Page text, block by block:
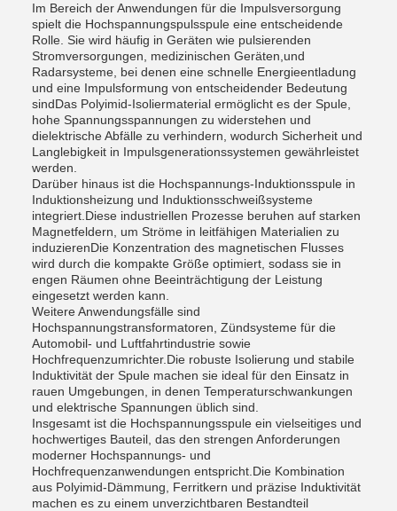
Im Bereich der Anwendungen für die Impulsversorgung
spielt die Hochspannungspulsspule eine entscheidende
Rolle. Sie wird häufig in Geräten wie pulsierenden
Stromversorgungen, medizinischen Geräten,und
Radarsysteme, bei denen eine schnelle Energieentladung
und eine Impulsformung von entscheidender Bedeutung
sindDas Polyimid-Isoliermaterial ermöglicht es der Spule,
hohe Spannungsspannungen zu widerstehen und
dielektrische Abfälle zu verhindern, wodurch Sicherheit und
Langlebigkeit in Impulsgenerationssystemen gewährleistet
werden.
Darüber hinaus ist die Hochspannungs-Induktionsspule in
Induktionsheizung und Induktionsschweißsysteme
integriert.Diese industriellen Prozesse beruhen auf starken
Magnetfeldern, um Ströme in leitfähigen Materialien zu
induzierenDie Konzentration des magnetischen Flusses
wird durch die kompakte Größe optimiert, sodass sie in
engen Räumen ohne Beeinträchtigung der Leistung
eingesetzt werden kann.
Weitere Anwendungsfälle sind
Hochspannungstransformatoren, Zündsysteme für die
Automobil- und Luftfahrtindustrie sowie
Hochfrequenzumrichter.Die robuste Isolierung und stabile
Induktivität der Spule machen sie ideal für den Einsatz in
rauen Umgebungen, in denen Temperaturschwankungen
und elektrische Spannungen üblich sind.
Insgesamt ist die Hochspannungsspule ein vielseitiges und
hochwertiges Bauteil, das den strengen Anforderungen
moderner Hochspannungs- und
Hochfrequenzanwendungen entspricht.Die Kombination
aus Polyimid-Dämmung, Ferritkern und präzise Induktivität
machen es zu einem unverzichtbaren Bestandteil